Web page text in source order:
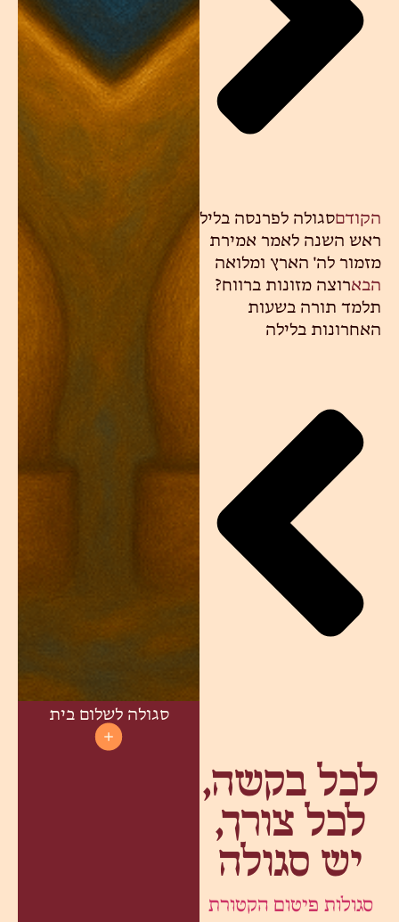
הקודםסגולה לפרנסה בליל
ראש השנה לאמר אמירת
מזמור לה' הארץ ומלואה
הבארוצה מזונות ברווח?
תלמד תורה בשעות
האחרונות בלילה
לכל בקשה,
לכל צורך,
יש סגולה
סגולות פיטום הקטורת
סגולה לשלום בית